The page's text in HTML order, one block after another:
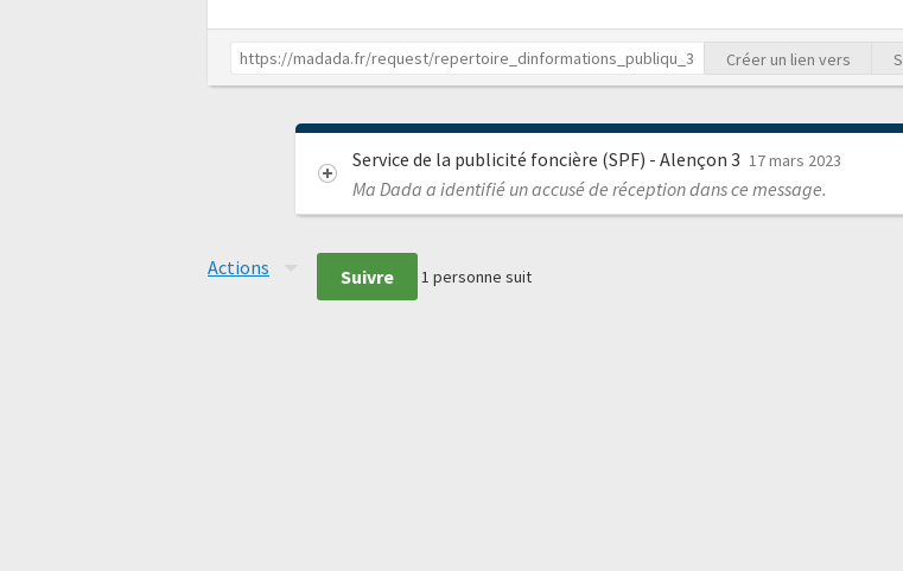
Créer un lien vers
Service de la publicité foncière (SPF) - Alençon 3 17 mars 2023
Ma Dada a identifié un accusé de réception dans ce message.
Actions Suivre 1 personne suit